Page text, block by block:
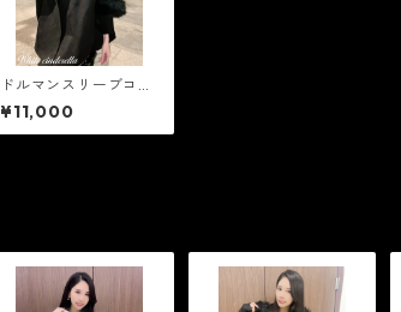
ドルマンスリーブコー
ト ［Black］
¥11,000